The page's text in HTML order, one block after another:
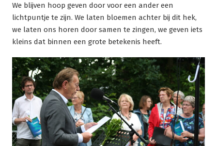
We blijven hoop geven door voor een ander een
lichtpuntje te zijn. We laten bloemen achter bij dit hek,
we laten ons horen door samen te zingen, we geven iets
kleins dat binnen een grote betekenis heeft.